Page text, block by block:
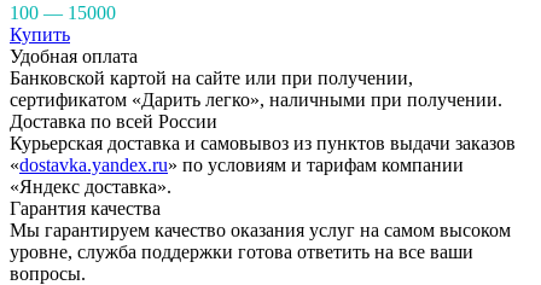
100 — 15000
Купить
Удобная оплата
Банковской картой на сайте или при получении,
сертификатом «Дарить легко», наличными при получении.
Доставка по всей России
Курьерская доставка и самовывоз из пунктов выдачи заказов
«dostavka.yandex.ru» по условиям и тарифам компании
«Яндекс доставка».
Гарантия качества
Мы гарантируем качество оказания услуг на самом высоком
уровне, служба поддержки готова ответить на все ваши
вопросы.